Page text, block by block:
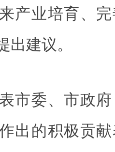
产业培育、
出建议。
委、市政府
出的积极贡